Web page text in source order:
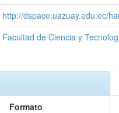
http://dspace.uazuay.edu.ec/
Facultad de Ciencia y
Formato